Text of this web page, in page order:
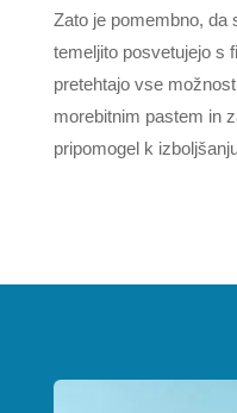
Zato je pomembno, da
temeljito posvetujejo s
pretehtajo vse
morebitnim pastem in
pripomogel k